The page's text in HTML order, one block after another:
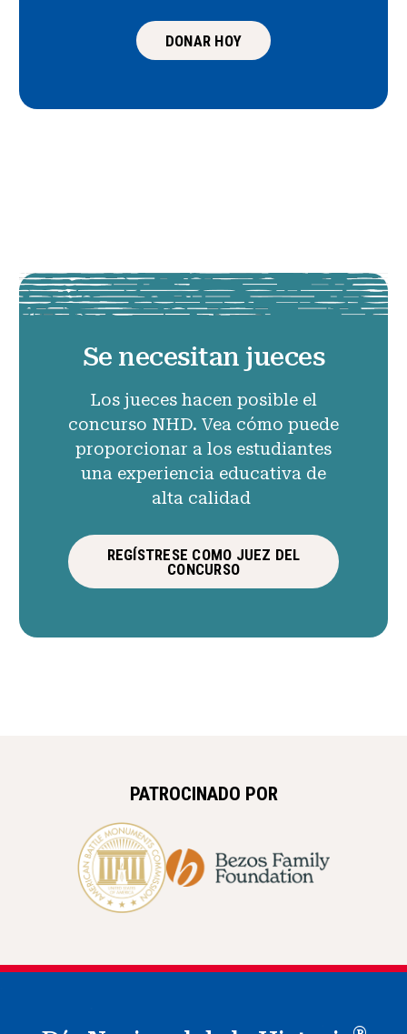
DONAR HOY
Se necesitan jueces
Los jueces hacen posible el
concurso NHD. Vea cómo puede
proporcionar a los estudiantes
una experiencia educativa de
alta calidad
REGÍSTRESE COMO JUEZ DEL
CONCURSO
PATROCINADO POR